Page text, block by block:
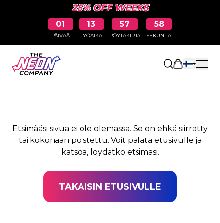
25% OFF WEEKS
01
PÄIVÄÄ
13
TYÖAIKA
57
PÖYTÄKIRJA
58
SEKUNTIA
Avaa
SIVUA EI LÖYDY
Etsimääsi sivua ei ole olemassa. Se on ehkä siirretty
tai kokonaan poistettu. Voit palata etusivulle ja
katsoa, löydätkö etsimäsi.
TAKAISIN ETUSIVULLE